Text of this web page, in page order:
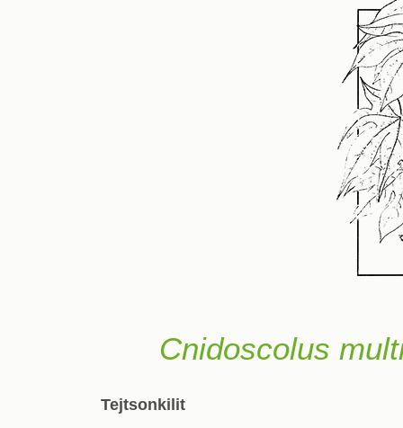
Cnidoscolus
Tejtsonkilit